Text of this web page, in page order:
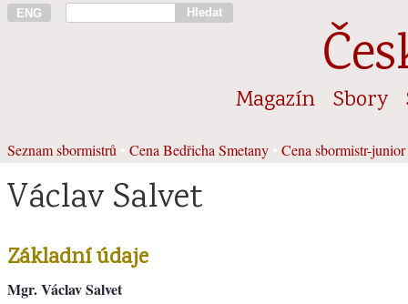
ENG Hledat
Magazín Sbory
Seznam sbormistrů Cena Bedřicha Smetany Cena sbormistr-junior
Václav Salvet
Základní údaje
Mgr. Václav Salvet